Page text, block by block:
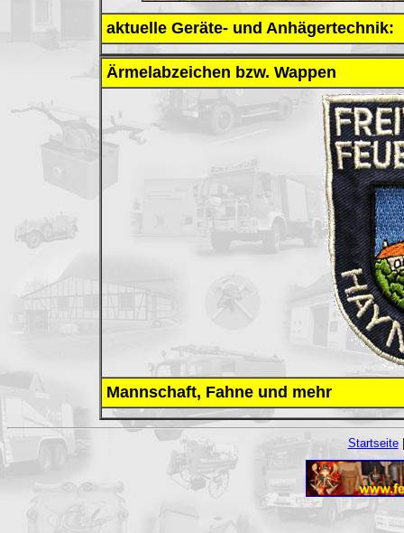
aktuelle Geräte- und Anhägertechnik:
Ärmelabzeichen bzw. Wappen
Mannschaft, Fahne und mehr
Startseite